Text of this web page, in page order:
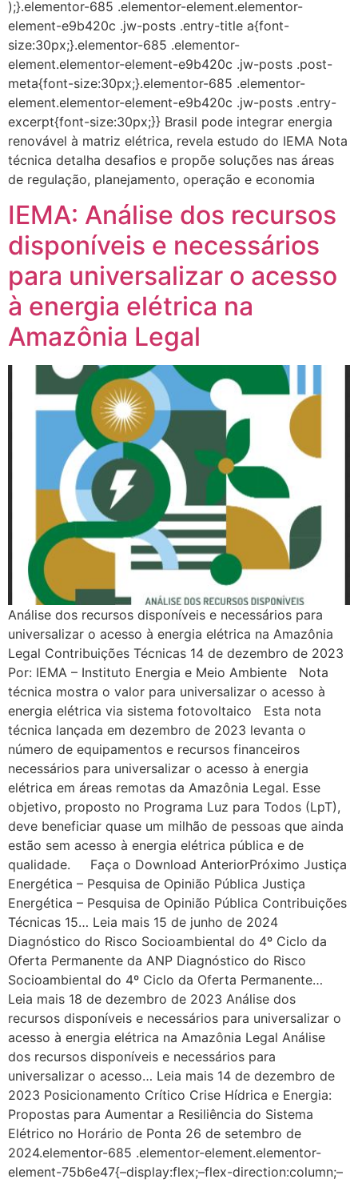
IEMA: Análise dos recursos
disponíveis e necessários
para universalizar o acesso
à energia elétrica na
Amazônia Legal
Análise dos recursos disponíveis e necessários para universalizar o acesso à energia elétrica na Amazônia Legal Contribuições Técnicas 14 de dezembro de 2023 Por: IEMA – Instituto Energia e Meio Ambiente Nota técnica mostra o valor para universalizar o acesso à energia elétrica via sistema fotovoltaico Esta nota técnica lançada em dezembro de 2023 levanta o número de equipamentos e recursos financeiros necessários para universalizar o acesso à energia elétrica em áreas remotas da Amazônia Legal. Esse objetivo, proposto no Programa Luz para Todos (LpT), deve beneficiar quase um milhão de pessoas que ainda estão sem acesso à energia elétrica pública e de qualidade. Faça o Download AnteriorPróximo Justiça Energética – Pesquisa de Opinião Pública Justiça Energética – Pesquisa de Opinião Pública Contribuições Técnicas 15… Leia mais 15 de junho de 2024 Diagnóstico do Risco Socioambiental do 4º Ciclo da Oferta Permanente da ANP Diagnóstico do Risco Socioambiental do 4º Ciclo da Oferta Permanente… Leia mais 18 de dezembro de 2023 Análise dos recursos disponíveis e necessários para universalizar o acesso à energia elétrica na Amazônia Legal Análise dos recursos disponíveis e necessários para universalizar o acesso… Leia mais 14 de dezembro de 2023 Posicionamento Crítico Crise Hídrica e Energia: Propostas para Aumentar a Resiliência do Sistema Elétrico no Horário de Ponta 26 de setembro de 2024.elementor-685 .elementor-element.elementor-element-75b6e47{–display:flex;–flex-direction:column;–container-widget-width:100%;–container-widget-height:initial;–container-widget-flex-grow:0;–container-widget-align-self:initial;–flex-wrap-mobile:wrap;–background-transition:0.3s;}.elementor-685 .elementor-element.elementor-element-f34eb35 > .elementor-widget-container{margin:-10px 0px 0px 0px;}.elementor-685 .elementor-element.elementor-element-338c8bd{–display:flex;–flex-direction:row;–container-widget-width:initial;–container-widget-height:100%;–container-widget-flex-grow:1;–container-widget-align-self:stretch;–flex-wrap-mobile:wrap;–gap:0px 0px;–background-transition:0.3s;}.elementor-685 .elementor-element.elementor-element-e1fea76{–display:flex;–flex-direction:column;–container-widget-width:100%;–container-widget-height:initial;–container-widget-flex-grow:0;–container-widget-align-self:initial;–flex-wrap-mobile:wrap;–background-transition:0.3s;}.elementor-685 .elementor-element.elementor-element-e1fea76.e-con{–flex-grow:0;–flex-shrink:0;}.elementor-685 .elementor-element.elementor-element-60b6cc03{text-align:justify;color:#646464;}.elementor-685 .elementor-element.elementor-element-60b6cc03 > .elementor-widget-container{margin:10px 10px 10px 10px;padding:10px 10px 10px 10px;}.elementor-685 .elementor-element.elementor-element-38f90d5{–image-transition-duration:800ms;–overlay-transition-duration:800ms;–content-text-align:center;–content-padding:20px;–content-transition-duration:800ms;–content-transition-delay:800ms;}.elementor-685 .elementor-element.elementor-element-38f90d5 .e-gallery-item:hover .elementor-gallery-item__overlay, .elementor-685 .elementor-element.elementor-element-38f90d5 .e-gallery-item:focus .elementor-gallery-item__overlay{background-color:rgba(0,0,0,0.5);}.elementor-685 .elementor-element.elementor-element-0b435eb .wpr-post-navigation-wrap{border-color:#e8e8e8;border-width:1px 0 1px 0;}.elementor-685 .elementor-element.elementor-element-0b435eb .wpr-post-nav-divider{background-color:#e8e8e8;width:1px;}.elementor-685 .elementor-element.elementor-element-0b435eb .wpr-post-navigation-wrap.wpr-post-nav-dividers{padding:0px 0px 0px 0px;}.elementor-685 .elementor-element.elementor-element-0b435eb .wpr-post-nav-bg-images .wpr-post-navigation{padding:0px 0px 0px 0px;}.elementor-685 .elementor-element.elementor-element-0b435eb .wpr-post-navigation i{color:#605BE5;border-color:#E8E8E8;transition:color 0.5s, background-color 0.5s, border-color 0.5s;font-size:7px;width:40px;height:50px;line-height:50px;border-style:none;border-radius:0px 0px 0px 0px;}.elementor-685 .elementor-element.elementor-element-0b435eb .wpr-post-navigation svg path{color:#605BE5;}.elementor-685 .elementor-element.elementor-element-0b435eb .wpr-posts-navigation-svg-wrapper svg{fill:#605BE5;transition:fill 0.5s;}.elementor-685 .elementor-element.elementor-element-0b435eb .wpr-posts-navigation-svg-wrapper{border-color:#E8E8E8;transition:background-color 0.5s, border-color 0.5s;width:40px;height:50px;border-style:none;border-radius:0px 0px 0px 0px;}.elementor-685 .elementor-element.elementor-element-0b435eb .wpr-post-nav-fixed.wpr-post-nav-hover img{transition:all 0.5s ease;}.elementor-685 .elementor-element.elementor-element-0b435eb .wpr-post-navigation svg{width:7px;}.elementor-685 .elementor-element.elementor-element-0b435eb .wpr-post-navigation-wrap i{font-size:7px;width:40px;height:50px;line-height:50px;}.elementor-685 .elementor-element.elementor-element-0b435eb .wpr-post-navigation-wrap svg{width:7px;}.elementor-685 .elementor-element.elementor-element-0b435eb .wpr-post-nav-fixed.wpr-post-nav-prev img{left:40px;}.elementor-685 .elementor-element.elementor-element-0b435eb .wpr-post-nav-fixed.wpr-post-nav-next img{right:40px;}.elementor-685 .elementor-element.elementor-element-0b435eb .wpr-post-nav-fixed.wpr-post-navigation img{height:50px;}.elementor-685 .elementor-element.elementor-element-0b435eb .wpr-post-nav-prev i{margin-right:0px;}.elementor-685 .elementor-element.elementor-element-0b435eb .wpr-post-nav-prev .wpr-posts-navigation-svg-wrapper{margin-right:0px;}.elementor-685 .elementor-element.elementor-element-0b435eb .wpr-post-nav-next i{margin-left:0px;}.elementor-685 .elementor-element.elementor-element-0b435eb .wpr-post-nav-next .wpr-posts-navigation-svg-wrapper{margin-left:0px;}.elementor-685 .elementor-element.elementor-element-0b435eb .wpr-post-nav-labels span{color:#605BE5;font-size:15px;transition:color 0.5s;}.elementor-685 .elementor-element.elementor-element-0b435eb .wpr-post-nav-labels span:hover{color:#54595f;}.elementor-685 .elementor-element.elementor-element-87b4a78{–display:flex;–flex-direction:column;–container-widget-width:100%;–container-widget-height:initial;–container-widget-flex-grow:0;–container-widget-align-self:initial;–flex-wrap-mobile:wrap;–background-transition:0.3s;}.elementor-685 .elementor-element.elementor-element-1e5b4cd .elementor-heading-title{font-family:”Roboto”, Sans-serif;font-size:38px;font-weight:600;}.elementor-685 .elementor-element.elementor-element-1e5b4cd > .elementor-widget-container{margin:10px 10px 10px 10px;padding:5px 5px 5px 5px;}.elementor-685 .elementor-element.elementor-element-9ae7c7a .eael-grid-post-holder{background-color:#fff;border-radius:10px 10px 10px 10px;}.elementor-685 .elementor-element.elementor-element-9ae7c7a .eael-grid-post{padding:10px 10px 10px 10px;}.elementor-685 .elementor-element.elementor-element-9ae7c7a .eael-post-grid .eael-grid-post .eael-entry-media img, .elementor-685 .elementor-element.elementor-element-9ae7c7a .eael-grid-post .eael-entry-overlay{border-radius:5px 5px 5px 5px;}.elementor-685 .elementor-element.elementor-element-9ae7c7a .eael-grid-post .eael-entry-footer{justify-content:flex-start;}.elementor-685 .elementor-element.elementor-element-9ae7c7a .eael-grid-post .eael-entry-header-after{justify-content:flex-start;align-items:center;}.elementor-685 .elementor-element.elementor-element-9ae7c7a .eael-entry-title a{color:var( –e-global-color-primary );}.elementor-685 .elementor-element.elementor-element-9ae7c7a .eael-entry-title:hover, .elementor-685 .elementor-element.elementor-element-9ae7c7a .eael-entry-title a:hover{color:#6B6B6B;}.elementor-685 .elementor-element.elementor-element-9ae7c7a .eael-entry-title, .elementor-685 .elementor-element.elementor-element-9ae7c7a .eael-entry-title a{font-family:”Roboto”, Sans-serif;font-size:24px;font-weight:500;}.elementor-685 .elementor-element.elementor-element-9ae7c7a .eael-entry-title{margin:5px 5px 5px 5px;}.elementor-685 .elementor-element.elementor-element-9ae7c7a .eael-grid-post-excerpt p{color:#70706F;text-align:left;font-family:”Roboto”, Sans-serif;font-size:18px;font-weight:400;}.elementor-685 .elementor-element.elementor-element-9ae7c7a .eael-grid-post .eael-entry-overlay{background-color:rgba(0,0,0, .75);}.elementor-685 .elementor-element.elementor-element-9ae7c7a .eael-grid-post .eael-entry-overlay > i{color:#ffffff;font-size:18px;}.elementor-685 .elementor-element.elementor-element-9ae7c7a .eael-grid-post .eael-entry-overlay > img{height:18px;width:18px;}.elementor-685 .elementor-element.elementor-element-9ae7c7a .eael-post-elements-readmore-btn{color:#000BEC;}.elementor-685 .elementor-element.elementor-element-464b72b3{–display:flex;–background-transition:0.3s;}.elementor-685 .elementor-element.elementor-element-e9b420c .jw-posts .jw-posts__item{padding:15px 15px 15px 15px;}.elementor-685 .elementor-element.elementor-element-e9b420c .jw-posts{margin-right:-15px;margin-left:-15px;}.elementor-685 .elementor-element.elementor-element-e9b420c .jw-posts .entry-title a{font-family:”Roboto”, Sans-serif;font-size:24px;font-weight:400;}.elementor-685 .elementor-element.elementor-element-e9b420c .jw-posts .entry-title{text-align:left;}.elementor-685 .elementor-element.elementor-element-e9b420c .jw-posts .post-meta{font-family:”Roboto”, Sans-serif;font-size:14px;font-weight:400;text-align:left;}.elementor-685 .elementor-element.elementor-element-e9b420c .jw-posts .entry-excerpt{font-family:”Roboto”, Sans-serif;font-size:16px;font-weight:400;text-align:left;}.elementor-685 .elementor-element.elementor-element-e9b420c .jw-posts .jw-more{align-self:flex-start;}.elementor-685 .elementor-element.elementor-element-e9b420c .jw-carousel .jw-slick-dots li{padding-left:5px;padding-right:5px;}.elementor-685 .elementor-element.elementor-element-e9b420c .jw-carousel .jw-slick-dots{justify-content:center;}.elementor-685 .elementor-element.elementor-element-e9b420c .jw-title-fields__item-label{margin-right:5px;